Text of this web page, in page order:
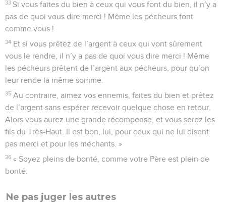
33 Si vous faites du bien à ceux qui vous font du bien, il n’y a
pas de quoi vous dire merci ! Même les pécheurs font
comme vous !
34 Et si vous prêtez de l’argent à ceux qui vont sûrement
vous le rendre, il n’y a pas de quoi vous dire merci ! Même
les pécheurs prêtent de l’argent aux pécheurs, pour qu’on
leur rende la même somme.
35 Au contraire, aimez vos ennemis, faites du bien et prêtez
de l’argent sans espérer recevoir quelque chose en retour.
Alors vous aurez une grande récompense, et vous serez les
fils du Très-Haut. Il est bon, lui, pour ceux qui ne lui disent
pas merci et pour les méchants. »
36 « Soyez pleins de bonté, comme votre Père est plein de
bonté.
Ne pas juger les autres